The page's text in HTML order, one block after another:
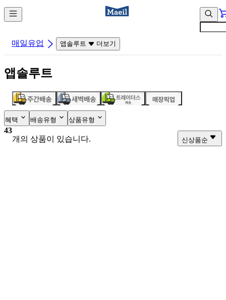
컨
텐
기
앱
바
매일유업 앱솔루트 더보기
앱솔루트
혜택 배송유형 상품유형
43
개의 상품이 있습니다.
신상품순